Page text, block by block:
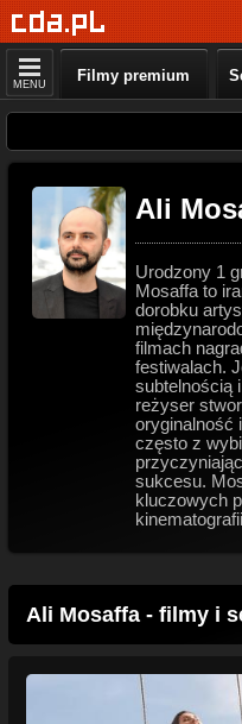
MENU Filmy premium
Ali
Urodzony 1
Mosaffa to
dorobku
filmach
festiwalach.
subtelnością
reżyser
oryginalność
często z
sukcesu.
kluczowych
Ali Mosaffa - filmy i